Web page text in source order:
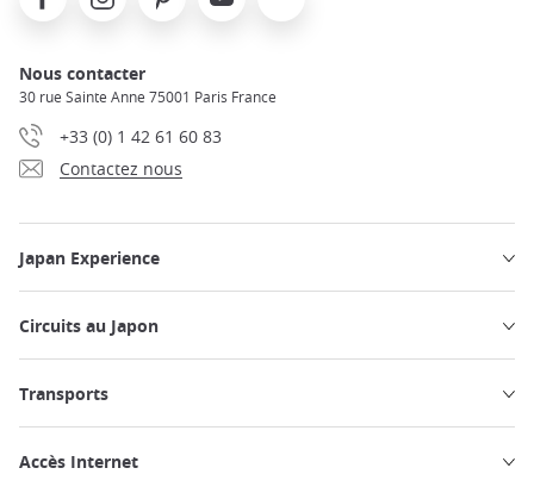
Nous contacter
30 rue Sainte Anne 75001 Paris France
+33 (0) 1 42 61 60 83
Contactez nous
Japan Experience
Circuits au Japon
Transports
Accès Internet